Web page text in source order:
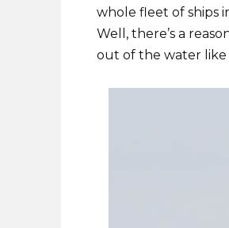
whole fleet of ships
Well, there’s a
out of the water like